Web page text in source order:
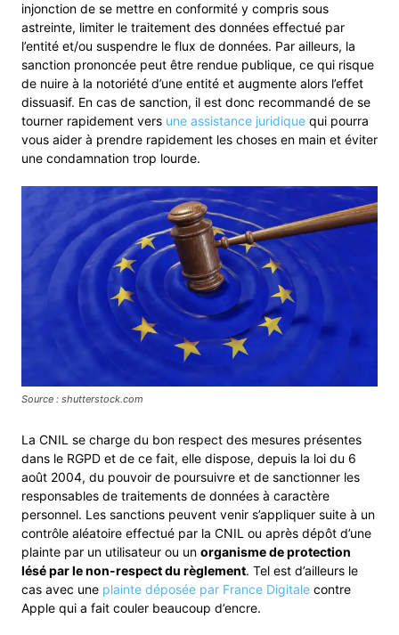
injonction de se mettre en conformité y compris sous
astreinte, limiter le traitement des données effectué par
l’entité et/ou suspendre le flux de données. Par ailleurs, la
sanction prononcée peut être rendue publique, ce qui risque
de nuire à la notoriété d’une entité et augmente alors l’effet
dissuasif. En cas de sanction, il est donc recommandé de se
tourner rapidement vers une assistance juridique qui pourra
vous aider à prendre rapidement les choses en main et éviter
une condamnation trop lourde.
Source : shutterstock.com
La CNIL se charge du bon respect des mesures présentes
dans le RGPD et de ce fait, elle dispose, depuis la loi du 6
août 2004, du pouvoir de poursuivre et de sanctionner les
responsables de traitements de données à caractère
personnel. Les sanctions peuvent venir s’appliquer suite à un
contrôle aléatoire effectué par la CNIL ou après dépôt d’une
plainte par un utilisateur ou un organisme de protection
lésé par le non-respect du règlement. Tel est d’ailleurs le
cas avec une plainte déposée par France Digitale contre
Apple qui a fait couler beaucoup d’encre.